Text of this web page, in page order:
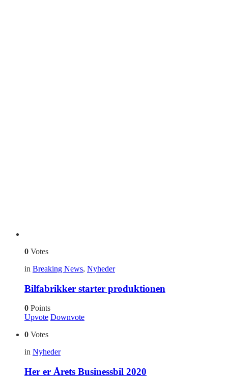
0 Votes
in Breaking News, Nyheder
Bilfabrikker starter produktionen
0 Points
Upvote Downvote
0 Votes
in Nyheder
Her er Årets Businessbil 2020